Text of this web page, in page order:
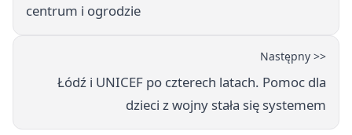
centrum i ogrodzie
Następny >>
Łódź i UNICEF po czterech latach. Pomoc dla
dzieci z wojny stała się systemem